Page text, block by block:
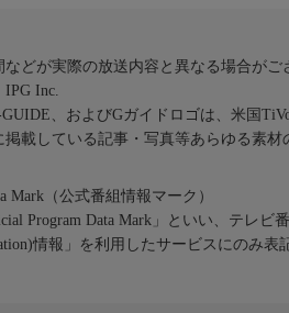
どが実際の放送内容と異なる場合がご
IPG Inc.
、およびGガイドロゴは、米国
載している記事・写真等あらゆる素材
Mark（公式番組情報マーク）
Program Data Mark」といい、テレビ
情報」を利用したサービスにのみ表